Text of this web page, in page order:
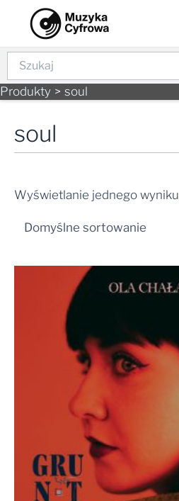
content
Szukaj
Produkty soul
soul
Wyświetlanie jednego wyniku